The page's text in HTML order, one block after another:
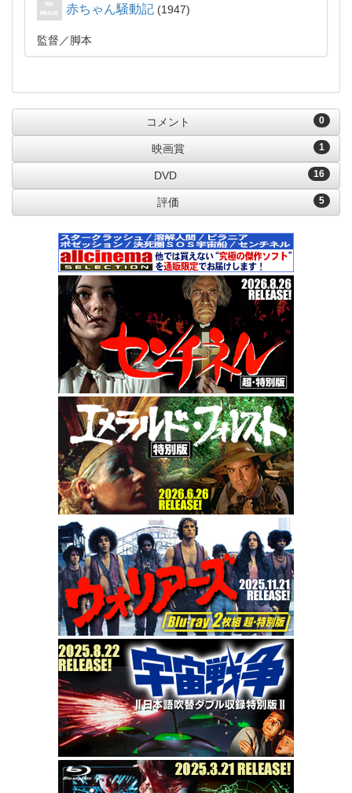
赤ちゃん騒動記 1947
監督 脚本
0
コメント
1
映画賞
16
DVD
5
評価